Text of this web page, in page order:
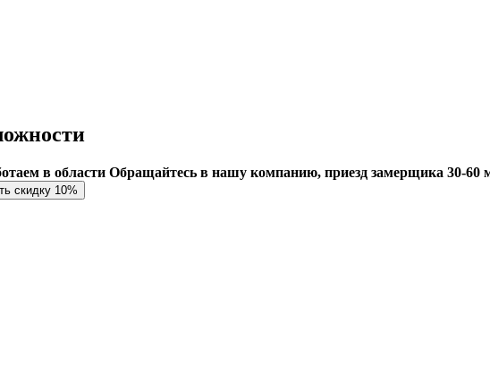
в области Обращайтесь в нашу компанию, приезд замерщика 30-60
скидку 10%